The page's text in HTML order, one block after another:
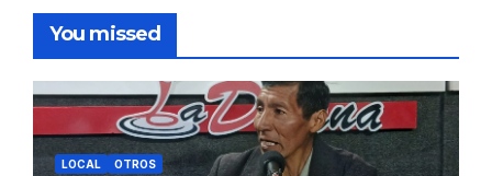
You missed
LOCAL OTROS